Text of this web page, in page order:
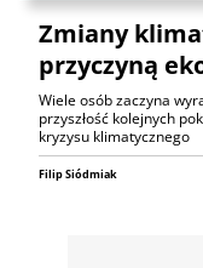
Zmiany
przyczyną
Wiele osób zaczyna
przyszłość kolejnych
kryzysu klimatycznego
Filip Siódmiak